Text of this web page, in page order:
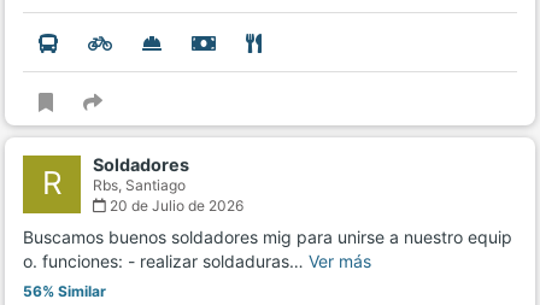
R Soldadores
Rbs, Santiago
20 de Julio de 2026
Buscamos buenos soldadores mig para unirse a nuestro equip
o. funciones: - realizar soldaduras… Ver más
56% Similar